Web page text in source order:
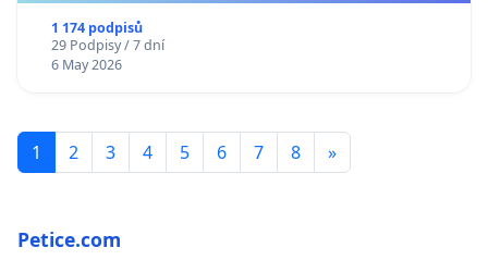
1 174 podpisů
29 Podpisy / 7 dní
6 May 2026
1 2 3 4 5 6 7 8 »
Petice.com